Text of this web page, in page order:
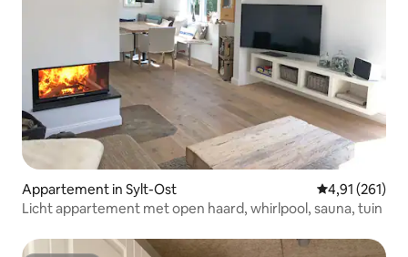
Appartement in Sylt-Ost Gemiddelde
4,91 (261)
Licht appartement met open haard, whirlpool, sauna, tuin